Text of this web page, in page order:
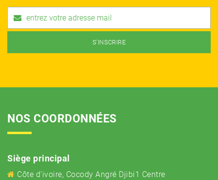
NOS COORDONNÉES
Siège principal
Côte d'ivoire, Cocody Angré Djibi1 Centre